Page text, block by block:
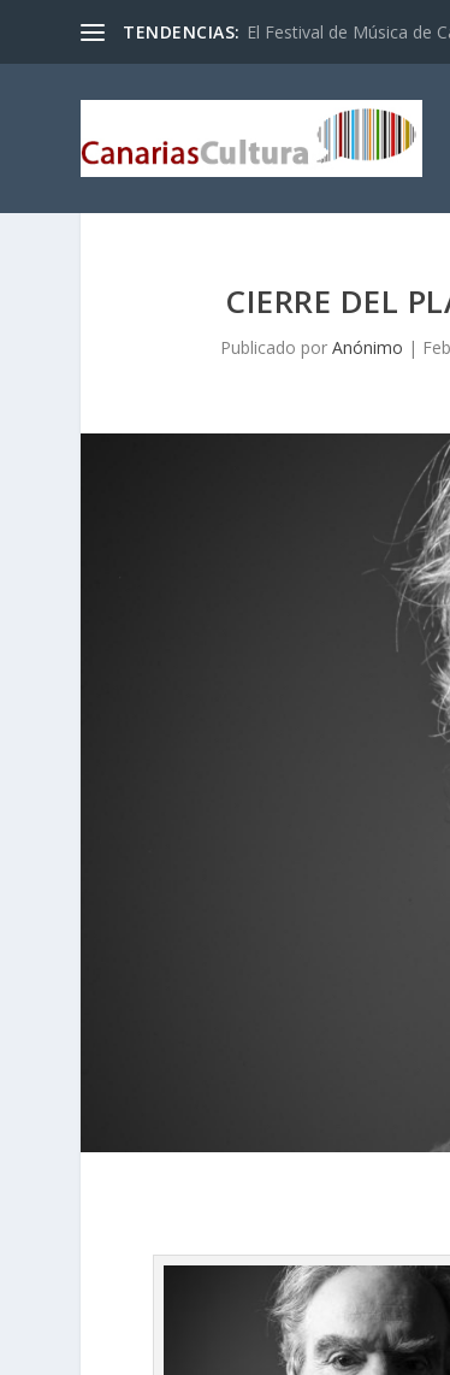
TENDENCIAS: El Festival de Música de
CIERRE DEL
Publicado porAnónimo |